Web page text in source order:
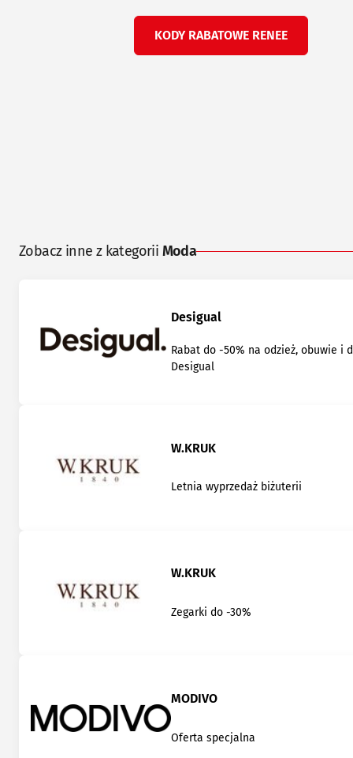
KODY RABATOWE RENEE
Zobacz inne z kategorii Moda
Desigual
Rabat do -50% na odzież, obuwie i
Desigual
W.KRUK
Letnia wyprzedaż biżuterii
W.KRUK
Zegarki do -30%
MODIVO
Oferta specjalna